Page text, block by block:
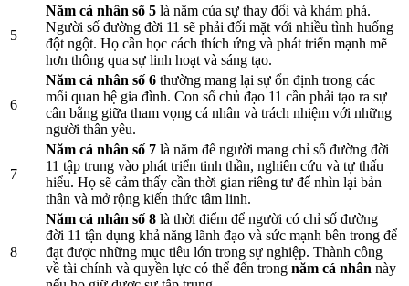
5
Năm cá nhân số 5 là năm của sự thay đổi và khám phá.
Người số đường đời 11 sẽ phải đối mặt với nhiều tình huống
đột ngột. Họ cần học cách thích ứng và phát triển mạnh mẽ
hơn thông qua sự linh hoạt và sáng tạo.
6
Năm cá nhân số 6 thường mang lại sự ổn định trong các
mối quan hệ gia đình. Con số chủ đạo 11 cần phải tạo ra sự
cân bằng giữa tham vọng cá nhân và trách nhiệm với những
người thân yêu.
7
Năm cá nhân số 7 là năm để người mang chỉ số đường đời
11 tập trung vào phát triển tinh thần, nghiên cứu và tự thấu
hiểu. Họ sẽ cảm thấy cần thời gian riêng tư để nhìn lại bản
thân và mở rộng kiến thức tâm linh.
8
Năm cá nhân số 8 là thời điểm để người có chỉ số đường
đời 11 tận dụng khả năng lãnh đạo và sức mạnh bên trong để
đạt được những mục tiêu lớn trong sự nghiệp. Thành công
về tài chính và quyền lực có thể đến trong năm cá nhân này